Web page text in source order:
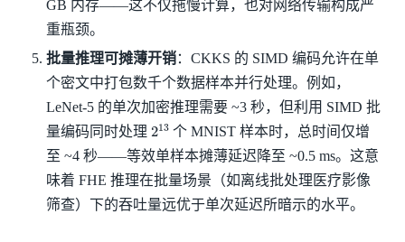
GB 内存——这不仅拖慢计算，也对网络传输构成严
重瓶颈。
批量推理可摊薄开销：CKKS 的 SIMD 编码允许在单
个密文中打包数千个数据样本并行处理。例如，
LeNet-5 的单次加密推理需要 ~3 秒，但利用 SIMD 批
量编码同时处理 213个 MNIST 样本时，总时间仅增
至 ~4 秒——等效单样本摊薄延迟降至 ~0.5 ms。这意
味着 FHE 推理在批量场景（如离线批处理医疗影像
筛查）下的吞吐量远优于单次延迟所暗示的水平。